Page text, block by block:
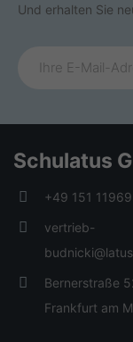
Und erhalten Sie
Schulatus
+49 151
vertrieb-
Bernerstraße
Frankfurt am